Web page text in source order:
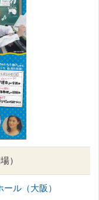
）
ル（大阪）